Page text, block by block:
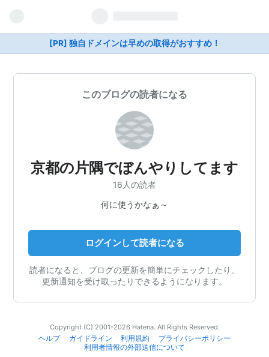
[PR] 独自ドメインは早めの取得がおすすめ！
このブログの読者になる
京都の片隅でぼんやりしてます
16人の読者
何に使うかなぁ～
ログインして読者になる
読者になると、ブログの更新を簡単にチェックしたり、
更新通知を受け取ったりできるようになります。
Copyright (C) 2001-2026 Hatena. All Rights Reserved.
ヘルプ
ガイドライン 利用規約
プライバシーポリシー
利用者情報の外部送信について